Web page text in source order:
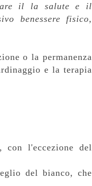
il la salute e il
benessere fisico,
o la permanenza
e la terapia
l'eccezione del
del bianco, che